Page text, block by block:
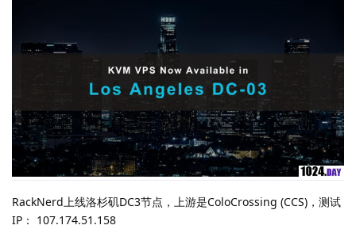
RackNerd上线洛杉矶DC3节点，上游是ColoCrossing (CCS)，测试
IP： 107.174.51.158